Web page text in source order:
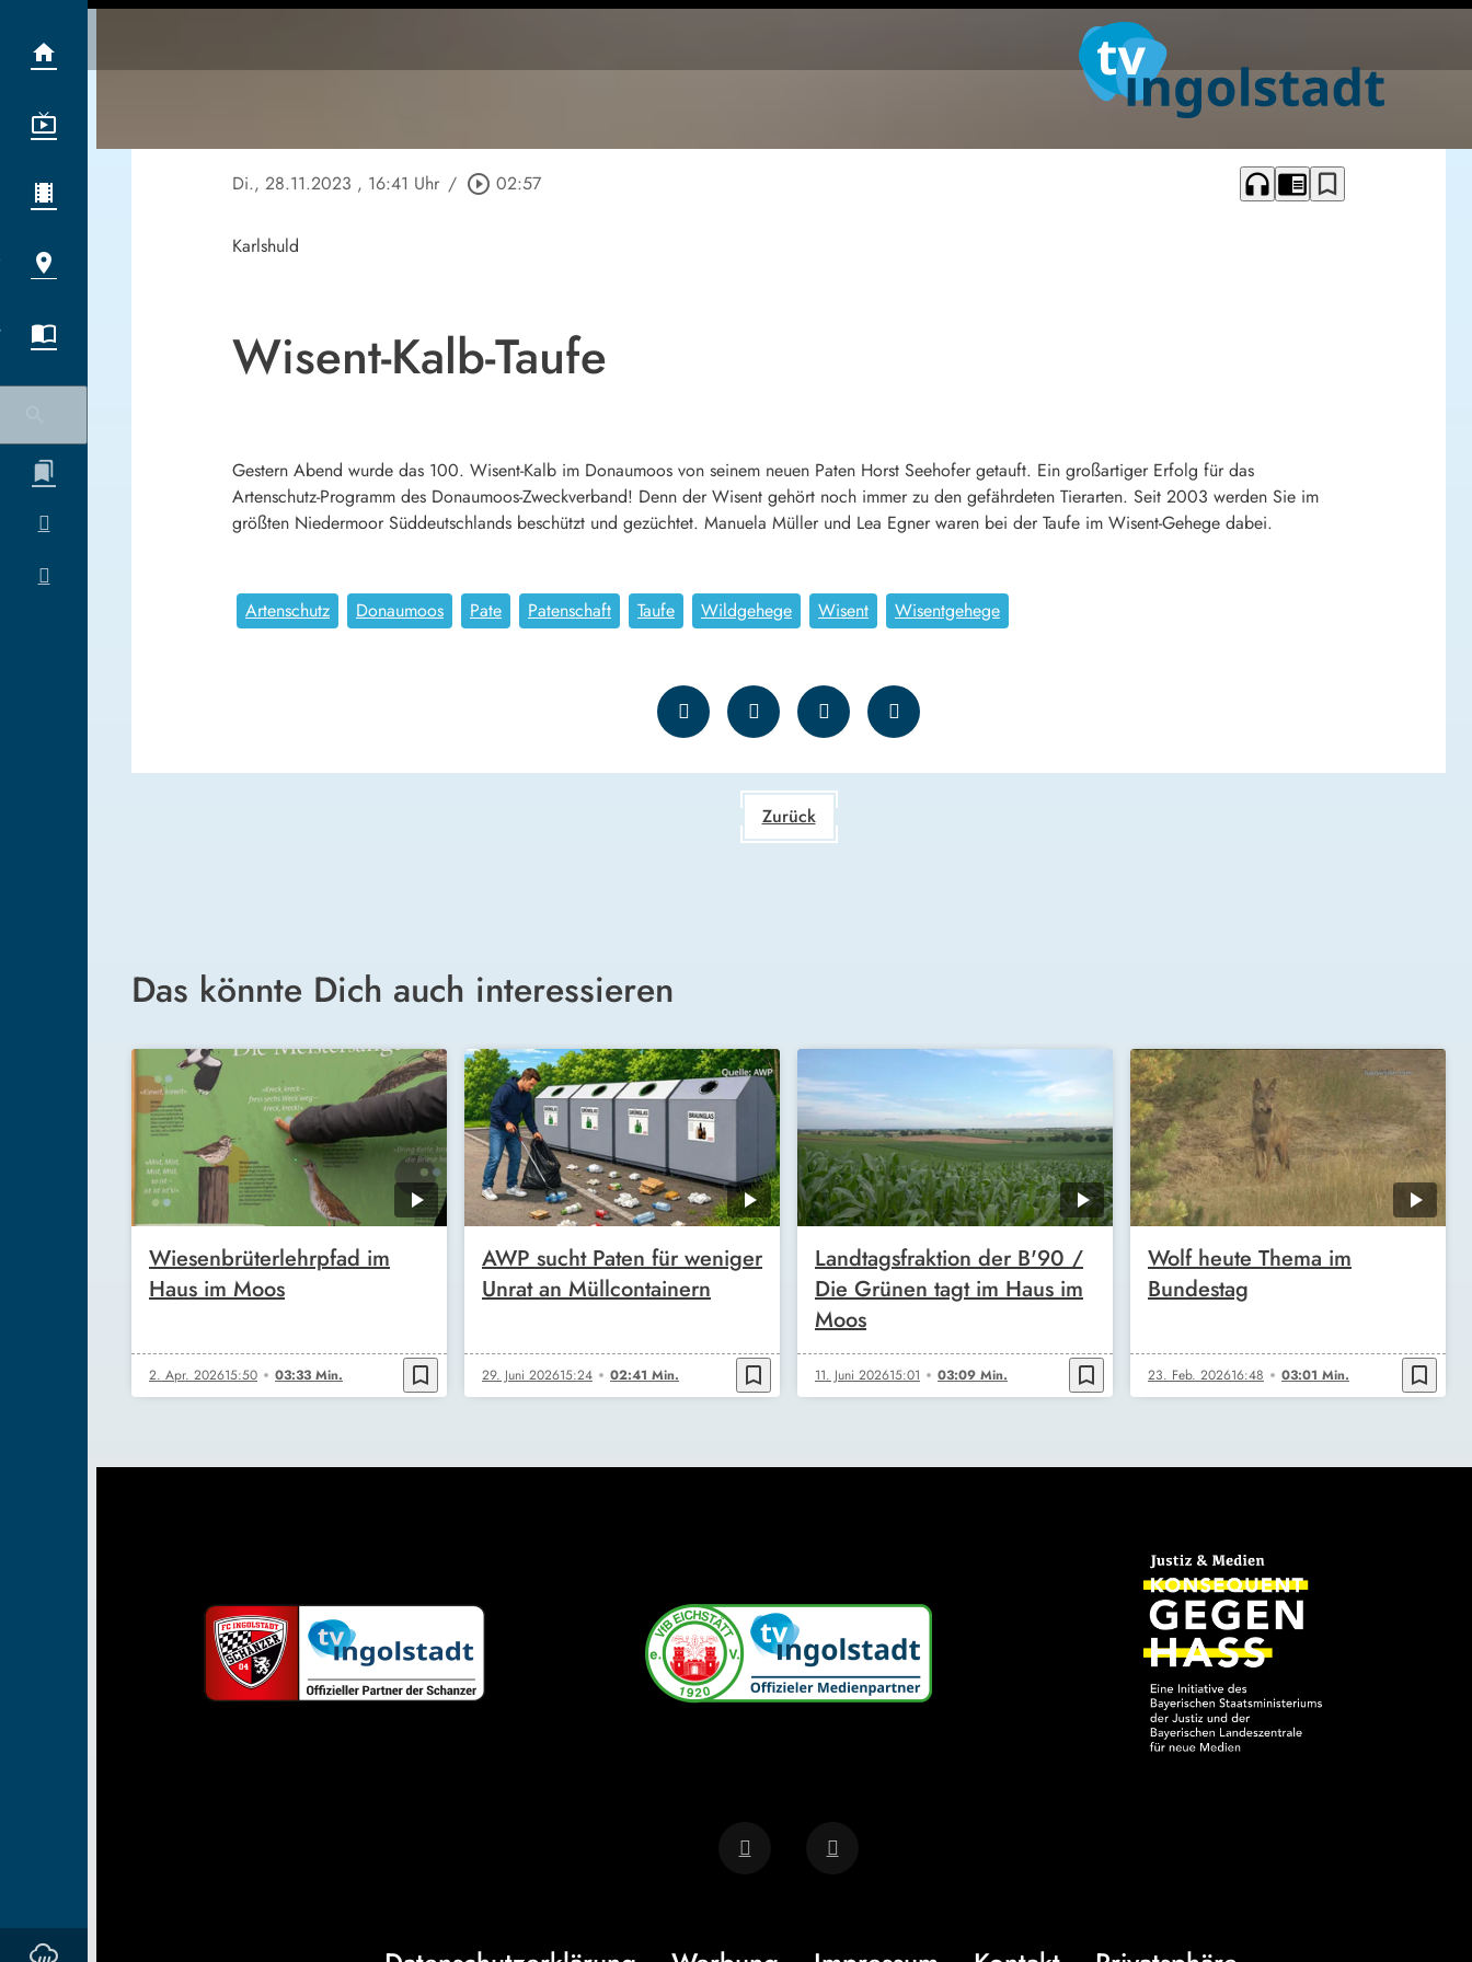
Di., 28.11.2023 , 16:41 Uhr / play_circle_outline 02:57 headphones chrome_reader_mode bookmark_border
Karlshuld
Wisent-Kalb-Taufe
Gestern Abend wurde das 100. Wisent-Kalb im Donaumoos von seinem neuen Paten Horst Seehofer getauft. Ein großartiger Erfolg für das
Artenschutz-Programm des Donaumoos-Zweckverband! Denn der Wisent gehört noch immer zu den gefährdeten Tierarten. Seit 2003 werden Sie im
größten Niedermoor Süddeutschlands beschützt und gezüchtet. Manuela Müller und Lea Egner waren bei der Taufe im Wisent-Gehege dabei.
Artenschutz Donaumoos Pate Patenschaft Taufe Wildgehege Wisent Wisentgehege
Zurück
Das könnte Dich auch interessieren
Wiesenbrüterlehrpfad im
Haus im Moos
2. Apr. 202615:50 03:33 Min. bookmark_border
AWP sucht Paten für weniger
Unrat an Müllcontainern
29. Juni 202615:24 02:41 Min. bookmark_border
Landtagsfraktion der B'90 /
Die Grünen tagt im Haus im
Moos
11. Juni 202615:01 03:09 Min. bookmark_border
Wolf heute Thema im
Bundestag
23. Feb. 202616:48 03:01 Min. bookmark_border